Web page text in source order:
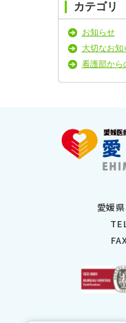
2025年4月
2025年2月
2025年1月
2024年11
2024年7月
2024年6月
2024年5月
2024年2月
2024年1月
2023年12
2023年10
2023年9月
カテゴリ
お知らせ
大切なお知
看護部から
愛媛